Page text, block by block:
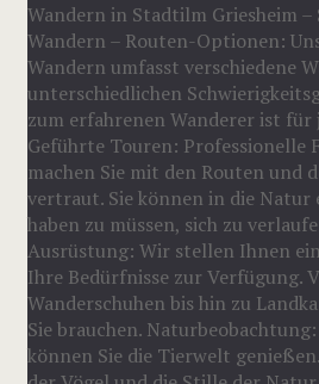
Wandern in Stadtilm Griesheim
Wandern – Routen-Optionen:
Wandern umfasst verschiedene
unterschiedlichen
zum erfahrenen Wanderer ist für
Geführte Touren: Professionelle
machen Sie mit den Routen und
vertraut. Sie können in die Natur
haben zu müssen, sich zu
Ausrüstung: Wir stellen Ihnen
Ihre Bedürfnisse zur Verfügung.
Wanderschuhen bis hin zu
Sie brauchen.
können Sie die Tierwelt